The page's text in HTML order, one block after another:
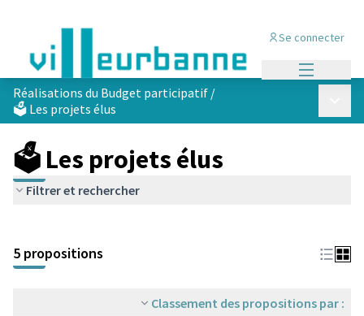
Se connecter
Réalisations du Budget participatif /
🗳️ Les projets élus
🗳️ Les projets élus
Filtrer et rechercher
+
−
5 propositions
Classement des propositions par :